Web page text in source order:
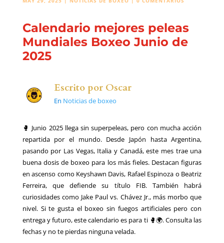
Calendario mejores peleas
Mundiales Boxeo Junio de
2025
Escrito por Oscar
En Noticias de boxeo
🥊 Junio 2025 llega sin superpeleas, pero con mucha acción
repartida por el mundo. Desde Japón hasta Argentina,
pasando por Las Vegas, Italia y Canadá, este mes trae una
buena dosis de boxeo para los más fieles. Destacan figuras
en ascenso como Keyshawn Davis, Rafael Espinoza o Beatriz
Ferreira, que defiende su título FIB. También habrá
curiosidades como Jake Paul vs. Chávez Jr., más morbo que
nivel. Si te gusta el boxeo sin fuegos artificiales pero con
entrega y futuro, este calendario es para ti 🥊🌍. Consulta las
fechas y no te pierdas ninguna velada.